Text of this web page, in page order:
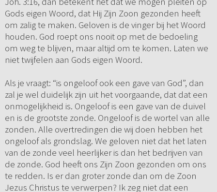
Gods eigen Woord, dat Hij Zijn Zoon gezonden heeft
om zalig te maken. Geloven is de vinger bij het Woord
houden. God roept ons nooit op met de bedoeling
om weg te blijven, maar altijd om te komen. Laten we
niet twijfelen aan Gods eigen Woord.
Als je vraagt: “is ongeloof ook een gave van God”, dan
zal je wel duidelijk zijn uit het voorgaande, dat dat een
onmogelijkheid is. Ongeloof is een gave van de duivel
en is de grootste zonde. Ongeloof is de wortel van alle
zonden. Alle overtredingen die wij doen hebben het
ongeloof als grondslag. We geloven niet dat het laten
van de zonde veel heerlijker is dan het bedrijven van
de zonde. God heeft ons Zijn Zoon gezonden om ons
te redden. Is er dan groter zonde dan om de Zoon
Jezus Christus te verwerpen? Ik zeg niet dat een